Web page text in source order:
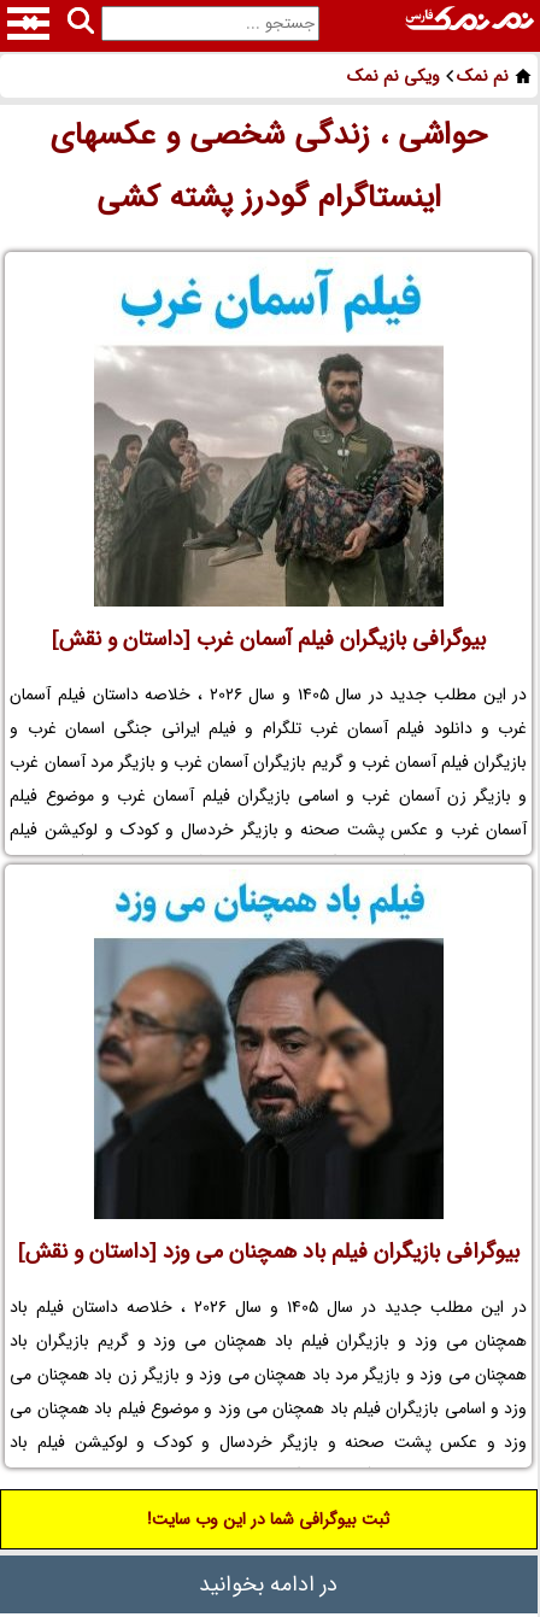
نم نمک ویکی نم نمک
حواشی ، زندگی شخصی و عکسهای
اینستاگرام گودرز پشته کشی
بیوگرافی بازیگران فیلم آسمان غرب [داستان و نقش]
در این مطلب جدید در سال 1405 و سال 2026 ، خلاصه داستان فیلم آسمان
غرب و دانلود فیلم آسمان غرب تلگرام و فیلم ایرانی جنگی اسمان غرب و
بازیگران فیلم آسمان غرب و گریم بازیگران آسمان غرب و بازیگر مرد آسمان غرب
و بازیگر زن آسمان غرب و اسامی بازیگران فیلم آسمان غرب و موضوع فیلم
آسمان غرب و عکس پشت صحنه و بازیگر خردسال و کودک و لوکیشن فیلم
آسمان غرب و بیوگرافی بازیگران فیلم سینمایی آسمان غرب و کارگردان فیلم
آسمان غرب و مجموعه تلویزیونی آسمان غرب و حواشی فیلم آسمان غرب و
افتخارات آسمان غرب و جوایز آسمان غرب و عوامل ساخت فیلم آسمان غرب را
بیوگرافی بازیگران فیلم باد همچنان می وزد [داستان و نقش]
در این مطلب جدید در سال 1405 و سال 2026 ، خلاصه داستان فیلم باد
همچنان می وزد و بازیگران فیلم باد همچنان می وزد و گریم بازیگران باد
همچنان می وزد و بازیگر مرد باد همچنان می وزد و بازیگر زن باد همچنان می
وزد و اسامی بازیگران فیلم باد همچنان می وزد و موضوع فیلم باد همچنان می
وزد و عکس پشت صحنه و بازیگر خردسال و کودک و لوکیشن فیلم باد
همچنان می وزد و بیوگرافی بازیگران فیلم سینمایی باد همچنان می وزد و
کارگردان فیلم باد همچنان می وزد و مجموعه تلویزیونی باد همچنان می وزد و
حواشی فیلم باد همچنان می وزد و افتخارات باد همچنان می وزد و جوایز باد
همچنان می وزد و عوامل ساخت فیلم باد همچنان می وزد را در نم نمک ببینید.
ثبت بیوگرافی شما در این وب سایت!
در ادامه بخوانید